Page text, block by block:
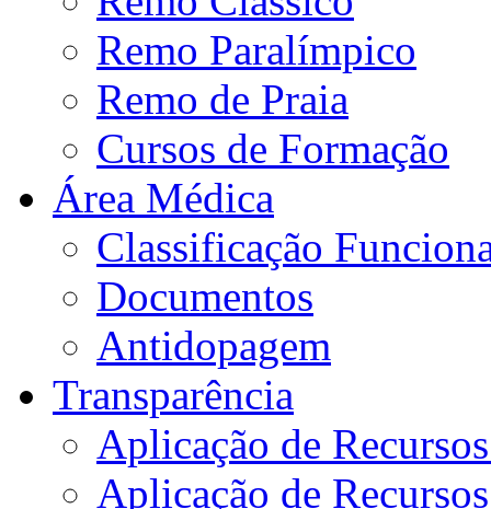
Remo Paralímpico
Remo de Praia
Cursos de Formação
Área Médica
Classificação
Documentos
Antidopagem
Transparência
Aplicação de
Aplicação de